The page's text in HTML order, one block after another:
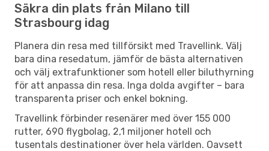
Säkra din plats från Milano till
Strasbourg idag
Planera din resa med tillförsikt med Travellink. Välj
bara dina resedatum, jämför de bästa alternativen
och välj extrafunktioner som hotell eller biluthyrning
för att anpassa din resa. Inga dolda avgifter – bara
transparenta priser och enkel bokning.
Travellink förbinder resenärer med över 155 000
rutter, 690 flygbolag, 2,1 miljoner hotell och
tusentals destinationer över hela världen. Oavsett